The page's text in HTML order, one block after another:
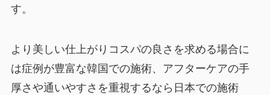
す。
より美しい仕上がりコスパの良さを求める場合に
は症例が豊富な韓国での施術、アフターケアの手
厚さや通いやすさを重視するなら日本での施術